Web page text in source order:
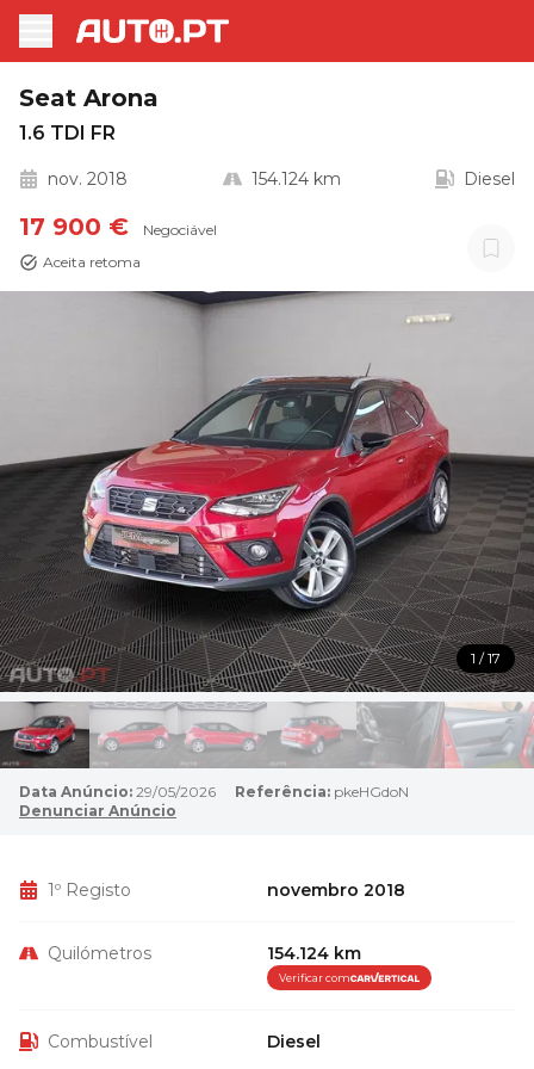
Seat Arona
1.6 TDI FR
nov. 2018 154.124 km Diesel
17 900 €
Negociável
Aceita retoma
1 / 17
Data Anúncio: 29/05/2026 Referência: pkeHGdoN
Denunciar Anúncio
1º Registo novembro 2018
Quilómetros 154.124 km
Verificar com
Combustível Diesel